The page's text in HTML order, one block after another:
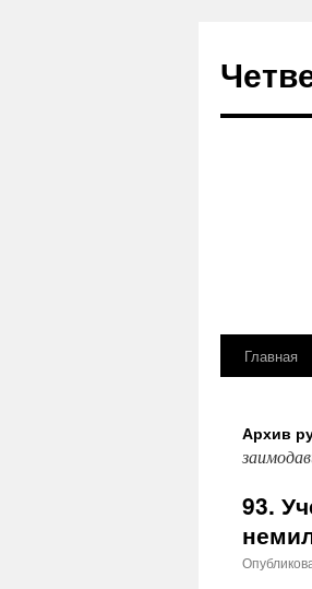
Перейти
содержимому
Главная
Архив
93.